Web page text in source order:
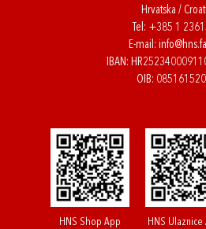
Hrvatska /
Tel: +385 1
E-mail:
IBAN:
OIB:
HNS Shop App HNS Ulaznice